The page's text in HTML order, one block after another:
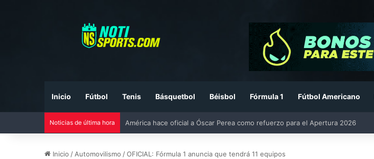
Inicio Fútbol Tenis Básquetbol Béisbol Fórmula 1 Fútbol Americano
Noticias de última hora
Liga MX vs MLS All-Star Game 2026: previa, fecha, horario, convocados y
Inicio / Automovilismo /OFICIAL: Fórmula 1 anuncia que tendrá 11 equipos